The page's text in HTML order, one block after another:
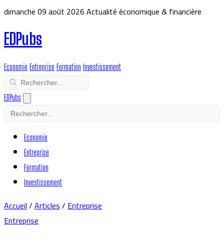
dimanche 09 août 2026Actualité économique & financière
EDPubs
Economie Entreprise Formation Investissement
EDPubs
Economie
Entreprise
Formation
Investissement
Accueil/Articles/Entreprise
Entreprise